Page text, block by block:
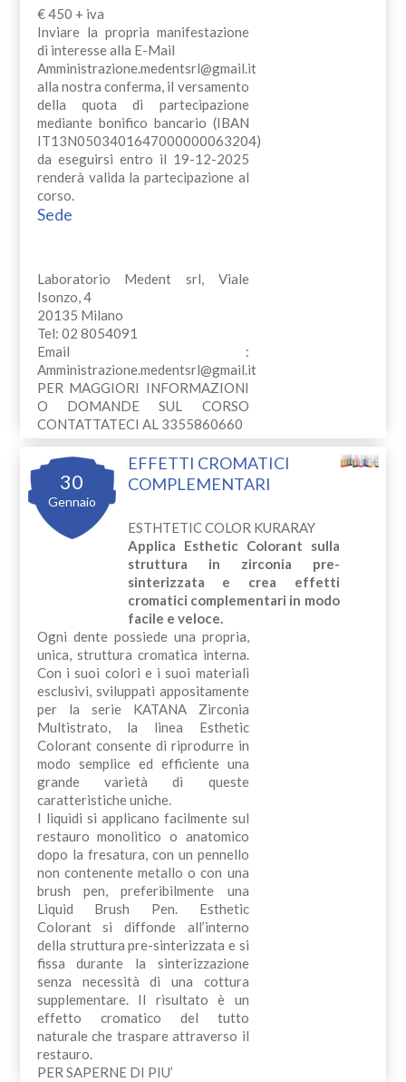
€ 450 + iva
Inviare la propria manifestazione
di interesse alla E-Mail
Amministrazione.medentsrl@gmail.it
alla nostra conferma, il versamento
della quota di partecipazione
mediante bonifico bancario (IBAN
IT13N0503401647000000063204)
da eseguirsi entro il 19-12-2025
renderà valida la partecipazione al
corso.
Sede
Laboratorio Medent srl, Viale
Isonzo, 4
20135 Milano
Tel: 02 8054091
Email :
Amministrazione.medentsrl@gmail.it
PER MAGGIORI INFORMAZIONI
O DOMANDE SUL CORSO
CONTATTATECI AL 3355860660
30
Gennaio
EFFETTI CROMATICI
COMPLEMENTARI
ESTHTETIC COLOR KURARAY
Applica Esthetic Colorant sulla
struttura in zirconia pre-
sinterizzata e crea effetti
cromatici complementari in modo
facile e veloce.
Ogni dente possiede una propria,
unica, struttura cromatica interna.
Con i suoi colori e i suoi materiali
esclusivi, sviluppati appositamente
per la serie KATANA Zirconia
Multistrato, la linea Esthetic
Colorant consente di riprodurre in
modo semplice ed efficiente una
grande varietà di queste
caratteristiche uniche.
I liquidi si applicano facilmente sul
restauro monolitico o anatomico
dopo la fresatura, con un pennello
non contenente metallo o con una
brush pen, preferibilmente una
Liquid Brush Pen. Esthetic
Colorant si diffonde all’interno
della struttura pre-sinterizzata e si
fissa durante la sinterizzazione
senza necessità di una cottura
supplementare. Il risultato è un
effetto cromatico del tutto
naturale che traspare attraverso il
restauro.
PER SAPERNE DI PIU’